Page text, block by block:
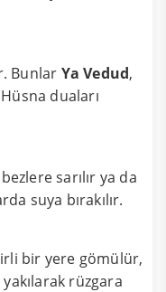
Bunlar Ya Vedud,
duaları
sarılır ya da
suya bırakılır.
bir yere gömülür,
rüzgara